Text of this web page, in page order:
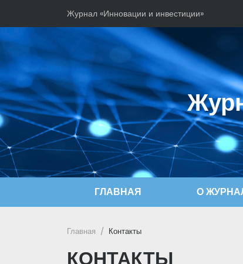
Журнал «Инновации и инвестиции»
ГЛАВНАЯ О
Главная Контакты
КОНТАКТЫ